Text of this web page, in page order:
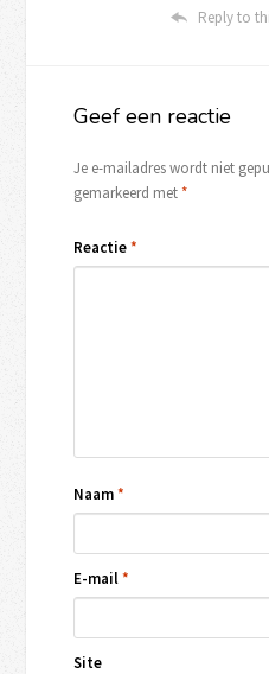
Reply to
Geef een reactie
Je e-mailadres wordt niet
gemarkeerd met*
Reactie*
Naam*
E-mail*
Site